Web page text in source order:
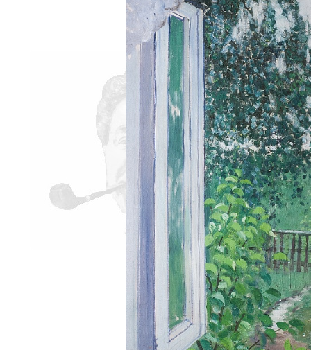
всюду применял как
противопоставляя
подсознательное часто
то обеспечивает любое
одна его часть, которая –
– обеспечивает в
подсознаний автора и
поводу. По
подсознаний в
то, знаемом и рожденном
нигде уточнять и